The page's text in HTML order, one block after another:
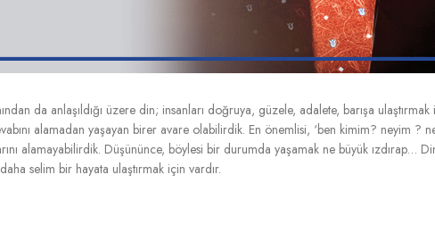
da anlaşıldığı üzere din; insanları doğruya, güzele, adalete, barışa
alamadan yaşayan birer avare olabilirdik. En önemlisi, ‘ben kimim? neyim ?
alamayabilirdik. Düşününce, böylesi bir durumda yaşamak ne büyük ızdırap…
selim bir hayata ulaştırmak için vardır.